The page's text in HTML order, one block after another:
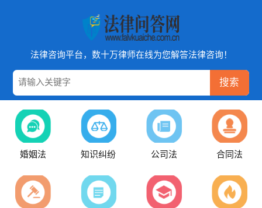
法律咨询平台，数十万律师在线为您解答法律咨询！
搜索
婚姻法 知识纠纷 公司法 合同法